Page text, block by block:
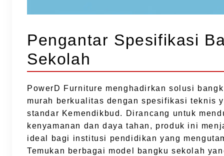
Pengantar Spesifikasi
Sekolah
PowerD Furniture menghadirkan solusi
murah berkualitas dengan spesifikasi teknis
standar Kemendikbud. Dirancang untuk
kenyamanan dan daya tahan, produk ini
ideal bagi institusi pendidikan yang
Temukan berbagai model bangku sekolah